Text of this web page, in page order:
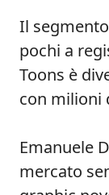
Il
pochi a
Toons è
con milioni
Emanuele
mercato